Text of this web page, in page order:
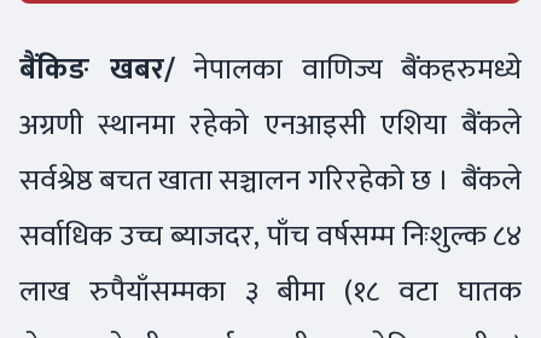
बैंकिङ खबर/नेपालका वाणिज्य बैंकहरुमध्ये
अग्रणी स्थानमा रहेको एनआइसी एशिया बैंकले
सर्वश्रेष्ठ बचत खाता सञ्चालन गरिरहेको छ । बैंकले
सर्वाधिक उच्च ब्याजदर, पाँच वर्षसम्म निःशुल्क ८४
लाख रुपैयाँसम्मका ३ बीमा (१८ वटा घातक